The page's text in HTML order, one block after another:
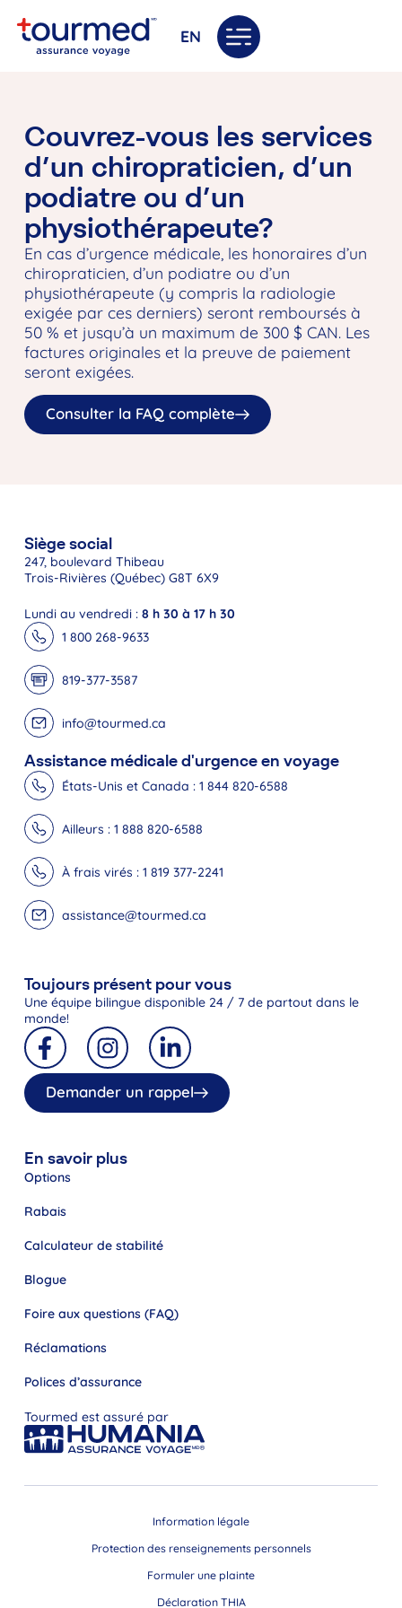
EN
Couvrez-vous les services
d’un chiropraticien, d’un
podiatre ou d’un
physiothérapeute?
En cas d’urgence médicale, les honoraires d’un
chiropraticien, d’un podiatre ou d’un
physiothérapeute (y compris la radiologie
exigée par ces derniers) seront remboursés à
50 % et jusqu’à un maximum de 300 $ CAN. Les
factures originales et la preuve de paiement
seront exigées.
Consulter la FAQ complète
Siège social
247, boulevard Thibeau
Trois-Rivières (Québec) G8T 6X9
Lundi au vendredi : 8 h 30 à 17 h 30
1 800 268-9633
819-377-3587
info@tourmed.ca
Assistance médicale d'urgence en voyage
États-Unis et Canada : 1 844 820-6588
Ailleurs : 1 888 820-6588
À frais virés : 1 819 377-2241
assistance@tourmed.ca
Toujours présent pour vous
Une équipe bilingue disponible 24 / 7 de partout dans le
monde!
Demander un rappel
En savoir plus
Options
Rabais
Calculateur de stabilité
Blogue
Foire aux questions (FAQ)
Réclamations
Polices d’assurance
Tourmed est assuré par
Information légale
Protection des renseignements personnels
Formuler une plainte
Déclaration THIA